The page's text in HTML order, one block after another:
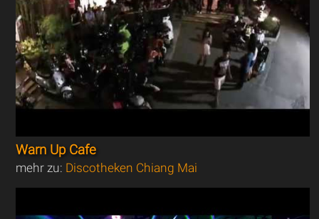
Warn Up Cafe
mehr zu: Discotheken Chiang Mai